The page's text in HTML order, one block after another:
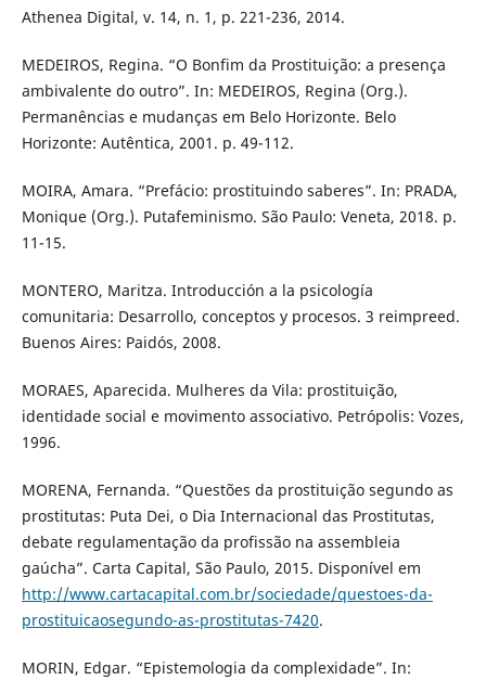
Athenea Digital, v. 14, n. 1, p. 221-236, 2014.
MEDEIROS, Regina. “O Bonfim da Prostituição: a presença
ambivalente do outro”. In: MEDEIROS, Regina (Org.).
Permanências e mudanças em Belo Horizonte. Belo
Horizonte: Autêntica, 2001. p. 49-112.
MOIRA, Amara. “Prefácio: prostituindo saberes”. In: PRADA,
Monique (Org.). Putafeminismo. São Paulo: Veneta, 2018. p.
11-15.
MONTERO, Maritza. Introducción a la psicología
comunitaria: Desarrollo, conceptos y procesos. 3 reimpreed.
Buenos Aires: Paidós, 2008.
MORAES, Aparecida. Mulheres da Vila: prostituição,
identidade social e movimento associativo. Petrópolis: Vozes,
1996.
MORENA, Fernanda. “Questões da prostituição segundo as
prostitutas: Puta Dei, o Dia Internacional das Prostitutas,
debate regulamentação da profissão na assembleia
gaúcha”. Carta Capital, São Paulo, 2015. Disponível em
http://www.cartacapital.com.br/sociedade/questoes-da-
prostituicaosegundo-as-prostitutas-7420.
MORIN, Edgar. “Epistemologia da complexidade”. In: